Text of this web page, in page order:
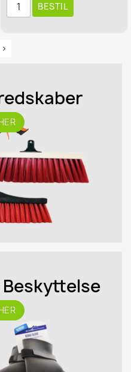
BESTIL